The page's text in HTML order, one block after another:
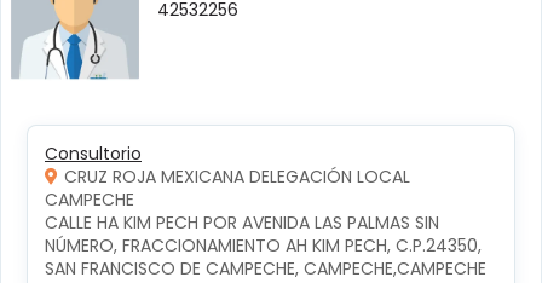
42532256
Consultorio
CRUZ ROJA MEXICANA DELEGACIÓN LOCAL
CAMPECHE
CALLE HA KIM PECH POR AVENIDA LAS PALMAS SIN
NÚMERO, FRACCIONAMIENTO AH KIM PECH, C.P.24350,
SAN FRANCISCO DE CAMPECHE, CAMPECHE,CAMPECHE